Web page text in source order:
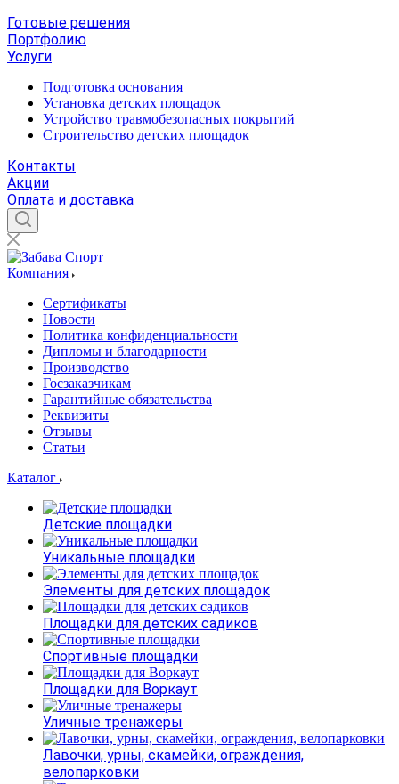
Готовые решения
Портфолию
Услуги
Подготовка основания
Установка детских площадок
Устройство травмобезопасных покрытий
Строительство детских площадок
Контакты
Акции
Оплата и доставка
Компания
Сертификаты
Новости
Политика конфиденциальности
Дипломы и благодарности
Производство
Госзаказчикам
Гарантийные обязательства
Реквизиты
Отзывы
Статьи
Каталог
Детские площадки
Уникальные площадки
Элементы для детских площадок
Площадки для детских садиков
Спортивные площадки
Площадки для Воркаут
Уличные тренажеры
Лавочки, урны, скамейки, ограждения,
велопарковки